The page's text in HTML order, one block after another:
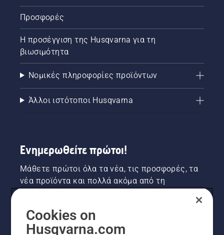
Προσφορές
Η προσέγγιση της Husqvarna για τη
βιωσιμότητα
Νομικές πληροφορίες προϊόντων
Άλλοι ιστότοποι Husqvarna
Ενημερωθείτε πρώτοι!
Μάθετε πρώτοι όλα τα νέα, τις προσφορές, τα
νέα προϊόντα και πολλά ακόμα από τη
ΕΓΓΡΑΦΉ ΣΤΟ ΕΝΗΜΕΡΩΤΙΚΌ ΔΕΛΤΊΟ
Cookies on
Husqvarna.com